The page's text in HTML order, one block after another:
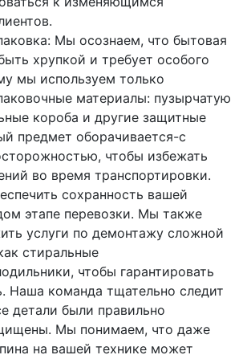
Мы осознаем, что бытовая
хрупкой и требует особого
мы используем только
материалы: пузырчатую
короба и другие защитные
предмет оборачивается-с
чтобы избежать
во время транспортировки.
сохранность вашей
этапе перевозки. Мы также
услуги по демонтажу сложной
стиральные
чтобы гарантировать
Наша команда тщательно следит
детали были правильно
Мы понимаем, что даже
на вашей технике может